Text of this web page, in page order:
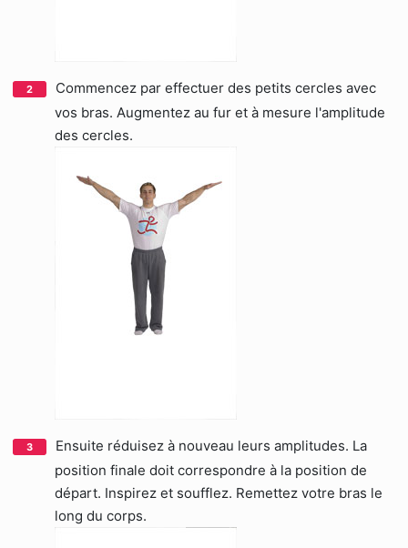
Commencez par effectuer des petits cercles avec
vos bras. Augmentez au fur et à mesure l'amplitude
des cercles.
Ensuite réduisez à nouveau leurs amplitudes. La
position finale doit correspondre à la position de
départ. Inspirez et soufflez. Remettez votre bras le
long du corps.